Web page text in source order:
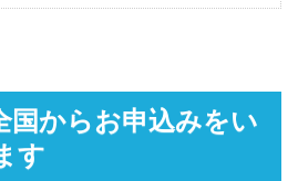
TDジリオン
05/31迄）
国からお申込みをい
す